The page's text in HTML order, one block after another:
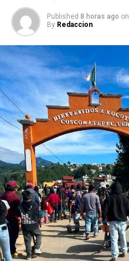
Published 8 horas ago on
By Redaccion